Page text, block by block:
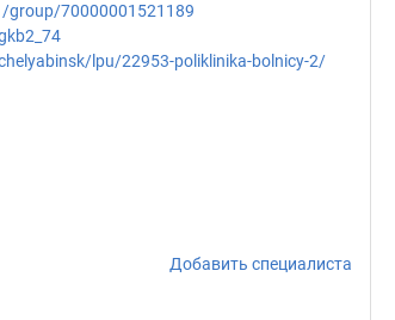
/group/70000001521189
lpu/22953-poliklinika-bolnicy-2/
Добавить специалиста